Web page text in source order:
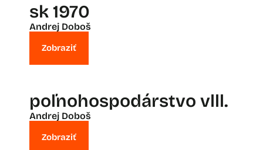
sk 1970
Andrej Doboš
Zobraziť
poľnohospodárstvo vlll.
Andrej Doboš
Zobraziť